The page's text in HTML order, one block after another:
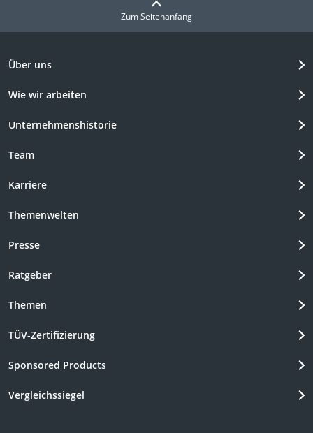
Zum Seitenanfang
Über uns
Wie wir arbeiten
Unternehmenshistorie
Team
Karriere
Themenwelten
Presse
Ratgeber
Themen
TÜV-Zertifizierung
Sponsored Products
Vergleichssiegel